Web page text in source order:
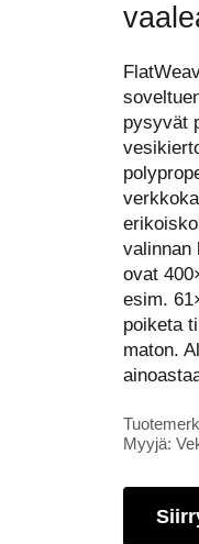
pysyvät
valinnan
ovat
esim.
poiketa
maton.
Myyjä: